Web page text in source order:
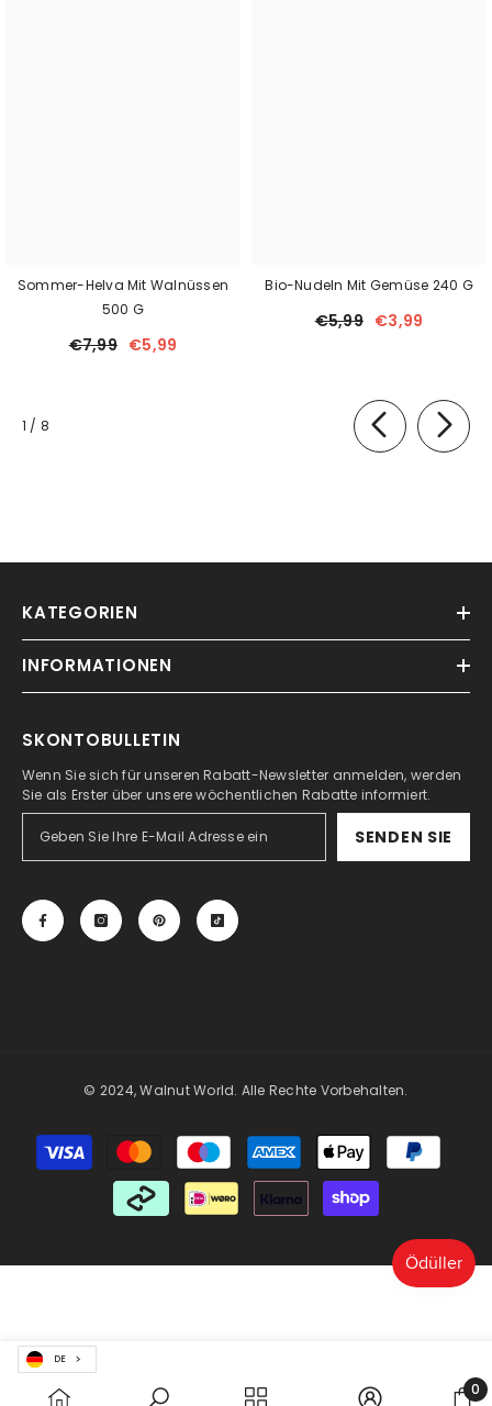
Sommer-Helva Mit Walnüssen
500 G
€7,99 €5,99
Bio-Nudeln Mit Gemüse 240 G
€5,99 €3,99
1 / von
8
KATEGORIEN
INFORMATIONEN
SKONTOBULLETIN
Wenn Sie sich für unseren Rabatt-Newsletter anmelden, werden
Sie als Erster über unsere wöchentlichen Rabatte informiert.
SENDEN SIE
© 2024, Walnut World. Alle Rechte Vorbehalten.
Zahlungsmöglichkeiten
DE
0